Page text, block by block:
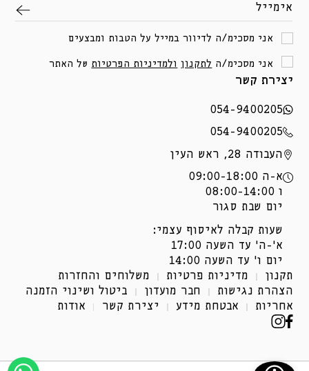
תקנון מדיניות פרטיות
משלוחים והחזרות
הצהרת נגישות
חבר מועדון
ביטול ושינוי הזמנה
אחריות
אבטחת מידע יצירת קשר אודות
פייסבוק
אינסטגרם
יצירת קשר
054-9400205
054-9400205
העבודה 28, ראש העין
א-ה 09:00-18:00
ו 08:00-14:00
יום שבת סגור
שעות קבלה לאיסוף עצמי:
א'-ה' עד השעה 17:00
יום ו' עד השעה 14:00
אימייל
אני מסכימ/ה לדיוור במייל על הטבות ומבצעים
אני מסכימ/ה לתקנון ולמדיניות הפרטיות של האתר